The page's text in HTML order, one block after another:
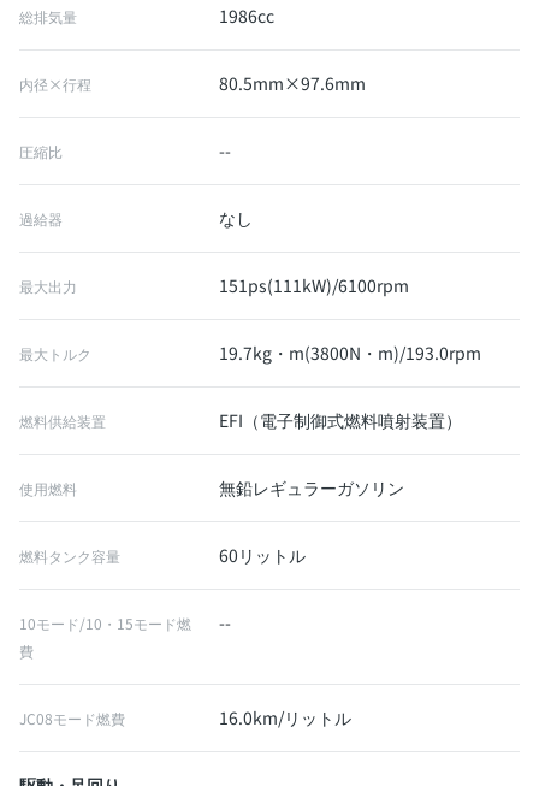
総排気量 1986cc
内径×行程 80.5mm×97.6mm
圧縮比 --
過給器 なし
最大出力 151ps(111kW)/6100rpm
最大トルク 19.7kg・m(3800N・m)/193.0rpm
燃料供給装置 EFI（電子制御式燃料噴射装置）
使用燃料 無鉛レギュラーガソリン
燃料タンク容量 60リットル
10モード/10・15モード燃
費
--
JC08モード燃費 16.0km/リットル